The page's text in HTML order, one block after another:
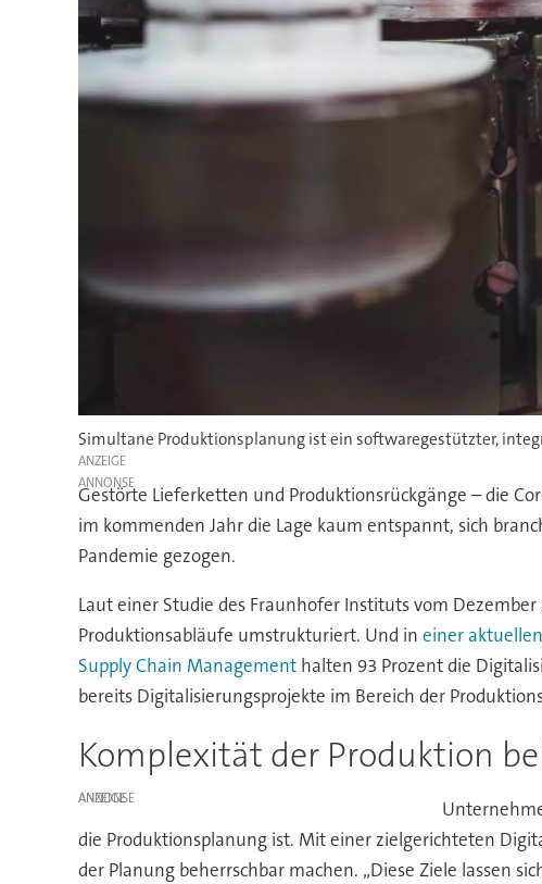
Simultane Produktionsplanung ist ein softwaregestützter,
ANZEIGE
Gestörte Lieferketten und Produktionsrückgänge – die
im kommenden Jahr die Lage kaum entspannt, sich
Pandemie gezogen.
Laut einer Studie des Fraunhofer Instituts vom
Produktionsabläufe umstrukturiert. Und in einer
Supply Chain Managementhalten 93 Prozent die
bereits Digitalisierungsprojekte im Bereich der
Komplexität der Produktion
ANZEIGE
die Produktionsplanung ist. Mit einer zielgerichteten
der Planung beherrschbar machen. „Diese Ziele lassen